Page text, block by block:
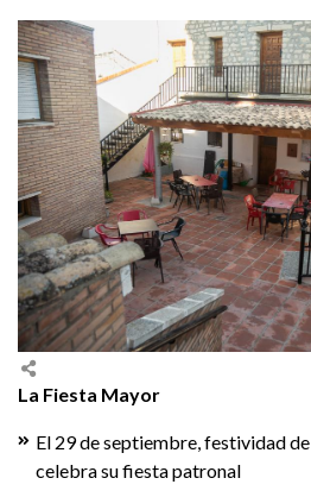
La Fiesta Mayor
El 29 de septiembre, festividad de
celebra su fiesta patronal